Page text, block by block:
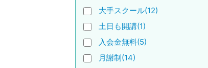
大手スクール(12)
土日も開講(1)
入会金無料(5)
月謝制(14)